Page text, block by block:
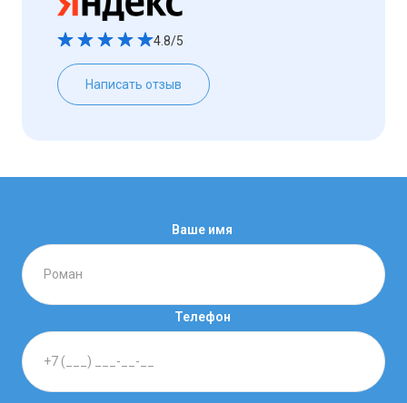
4.8/5
Написать отзыв
Ваше имя
Телефон